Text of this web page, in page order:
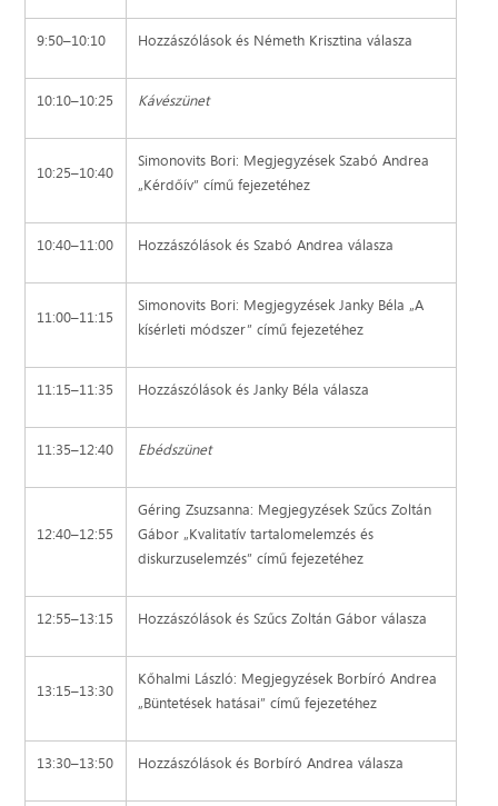
9:50–10:10 Hozzászólások és Németh Krisztina válasza
10:10–10:25 Kávészünet
10:25–10:40
Simonovits Bori: Megjegyzések Szabó Andrea
„Kérdőív” című fejezetéhez
10:40–11:00 Hozzászólások és Szabó Andrea válasza
11:00–11:15
Simonovits Bori: Megjegyzések Janky Béla „A
kísérleti módszer” című fejezetéhez
11:15–11:35 Hozzászólások és Janky Béla válasza
11:35–12:40 Ebédszünet
12:40–12:55
Géring Zsuzsanna: Megjegyzések Szűcs Zoltán
Gábor „Kvalitatív tartalomelemzés és
diskurzuselemzés” című fejezetéhez
12:55–13:15 Hozzászólások és Szűcs Zoltán Gábor válasza
13:15–13:30
Kőhalmi László: Megjegyzések Borbíró Andrea
„Büntetések hatásai” című fejezetéhez
13:30–13:50 Hozzászólások és Borbíró Andrea válasza